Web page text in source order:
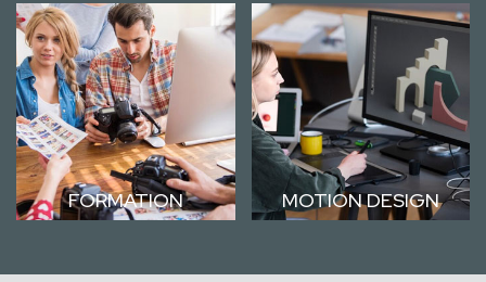
FORMATION MOTION DESIGN